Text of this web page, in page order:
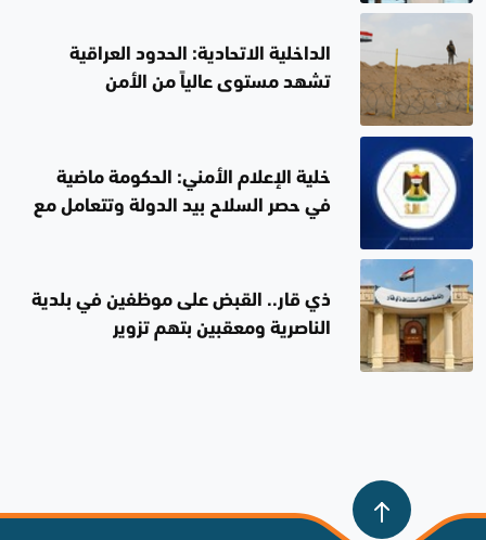
الداخلية الاتحادية: الحدود العراقية
تشهد مستوى عالياً من الأمن
خلية الإعلام الأمني: الحكومة ماضية
في حصر السلاح بيد الدولة وتتعامل مع
ذي قار.. القبض على موظفين في بلدية
الناصرية ومعقبين بتهم تزوير